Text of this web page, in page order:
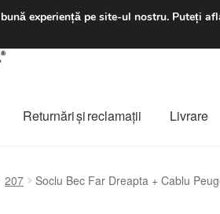
Returnări şi reclamații Livrare
207 Soclu Bec Far Dreapta + Cablu
experiență pe site-ul nostru. Puteți